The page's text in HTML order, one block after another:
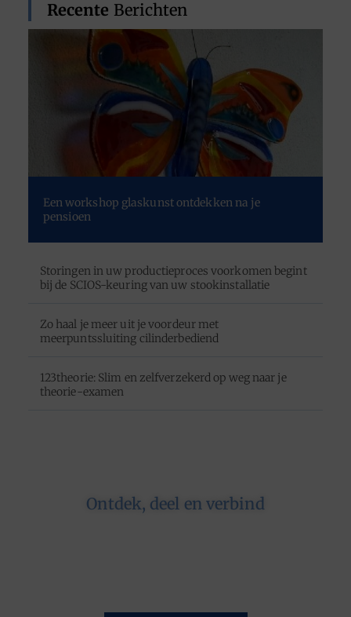
Recente Berichten
Een workshop glaskunst ontdekken na je
pensioen
Storingen in uw productieproces voorkomen begint
bij de SCIOS-keuring van uw stookinstallatie
Zo haal je meer uit je voordeur met
meerpuntssluiting cilinderbediend
123theorie: Slim en zelfverzekerd op weg naar je
theorie-examen
Ontdek, deel en verbind